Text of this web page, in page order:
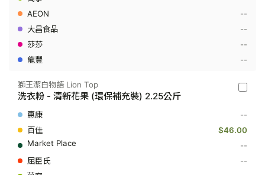
洗
1.7
--
--
--
--
獅
物
Lion
獅王潔白物語 Lion Top
洗衣粉 - 清新花果 (環保補充裝) 2.25公斤
--
$46.00
--
--